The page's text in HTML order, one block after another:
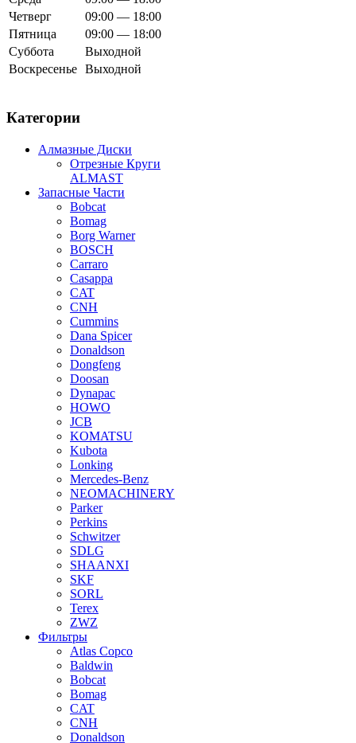
Четверг
09:00 — 18:00
Пятница
09:00 — 18:00
Суббота
Выходной
Воскресенье Выходной
Категории
Алмазные Диски
Отрезные Круги
ALMAST
Запасные Части
Bobcat
Bomag
Borg Warner
BOSCH
Carraro
Casappa
CAT
CNH
Cummins
Dana Spicer
Donaldson
Dongfeng
Doosan
Dynapac
HOWO
JCB
KOMATSU
Kubota
Lonking
Mercedes-Benz
NEOMACHINERY
Parker
Perkins
Schwitzer
SDLG
SHAANXI
SKF
SORL
Terex
ZWZ
Фильтры
Atlas Copco
Baldwin
Bobcat
Bomag
CAT
CNH
Donaldson